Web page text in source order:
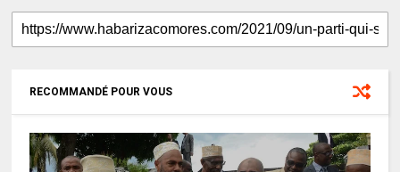
RECOMMANDÉ POUR VOUS